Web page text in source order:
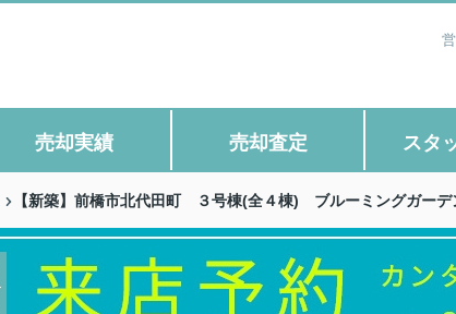
売却実績 売却査定 スタ
【新築】前橋市北代田町 ３号棟(全４棟) ブルーミングガー